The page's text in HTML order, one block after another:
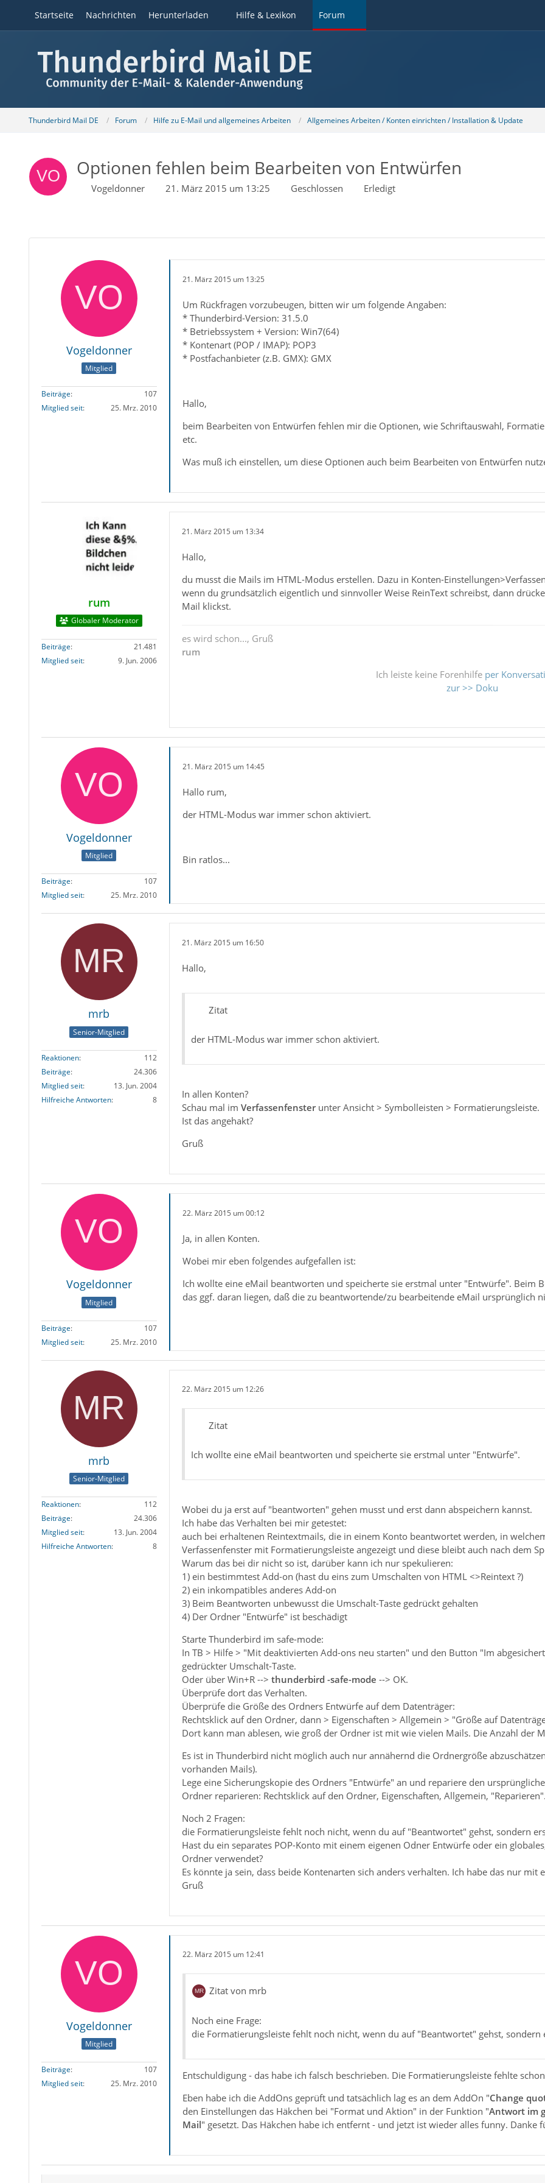
Startseite Nachrichten Herunterladen Hilfe & Lexikon Forum
Thunderbird Mail DE Forum Hilfe zu E-Mail und allgemeines Arbeiten Allgemeines Arbeiten / Konten einrichten / Installation & Update
Optionen fehlen beim Bearbeiten von Entwürfen
Vogeldonner 21. März 2015 um 13:25 Geschlossen Erledigt
Vogeldonner
Mitglied
Beiträge
107
Mitglied seit
25. Mrz. 2010
21. März 2015 um 13:25
Um Rückfragen vorzubeugen, bitten wir um folgende Angaben:
* Thunderbird-Version: 31.5.0
* Betriebssystem + Version: Win7(64)
* Kontenart (POP / IMAP): POP3
* Postfachanbieter (z.B. GMX): GMX
Hallo,
beim Bearbeiten von Entwürfen fehlen mir die Optionen, wie Schriftauswahl,
etc.
Was muß ich einstellen, um diese Optionen auch beim Bearbeiten von Entwürfen
rum
Globaler Moderator
Beiträge
21.481
Mitglied seit
9. Jun. 2006
21. März 2015 um 13:34
Hallo,
du musst die Mails im HTML-Modus erstellen. Dazu in Konten-
wenn du grundsätzlich eigentlich und sinnvoller Weise ReinText schreibst, dann
Mail klickst.
es wird schon..., Gruß
rum
Ich leiste keine Forenhilfe per
zur >> Doku
Vogeldonner
Mitglied
Beiträge
107
Mitglied seit
25. Mrz. 2010
21. März 2015 um 14:45
Hallo rum,
der HTML-Modus war immer schon aktiviert.
Bin ratlos...
mrb
Senior-Mitglied
Reaktionen
112
Beiträge
24.306
Mitglied seit
13. Jun. 2004
Hilfreiche Antworten
8
21. März 2015 um 16:50
Hallo,
Zitat
der HTML-Modus war immer schon aktiviert.
In allen Konten?
Schau mal im Verfassenfensterunter Ansicht > Symbolleisten > Formatierungsleiste.
Ist das angehakt?
Gruß
Vogeldonner
Mitglied
Beiträge
107
Mitglied seit
25. Mrz. 2010
22. März 2015 um 00:12
Ja, in allen Konten.
Wobei mir eben folgendes aufgefallen ist:
Ich wollte eine eMail beantworten und speicherte sie erstmal unter "Entwürfe". Beim
das ggf. daran liegen, daß die zu beantwortende/zu bearbeitende eMail ursprünglich
mrb
Senior-Mitglied
Reaktionen
112
Beiträge
24.306
Mitglied seit
13. Jun. 2004
Hilfreiche Antworten
8
22. März 2015 um 12:26
Zitat
Ich wollte eine eMail beantworten und speicherte sie erstmal unter "Entwürfe".
Wobei du ja erst auf "beantworten" gehen musst und erst dann abspeichern kannst.
Ich habe das Verhalten bei mir getestet:
auch bei erhaltenen Reintextmails, die in einem Konto beantwortet werden, in
Verfassenfenster mit Formatierungsleiste angezeigt und diese bleibt auch nach dem
Warum das bei dir nicht so ist, darüber kann ich nur spekulieren:
1) ein bestimmtest Add-on (hast du eins zum Umschalten von HTML <>Reintext ?)
2) ein inkompatibles anderes Add-on
3) Beim Beantworten unbewusst die Umschalt-Taste gedrückt gehalten
4) Der Ordner "Entwürfe" ist beschädigt
Starte Thunderbird im safe-mode:
In TB > Hilfe > "Mit deaktivierten Add-ons neu starten" und den Button "Im
gedrückter Umschalt-Taste.
Oder über Win+R --> thunderbird -safe-mode --> OK.
Überprüfe dort das Verhalten.
Überprüfe die Größe des Ordners Entwürfe auf dem Datenträger:
Rechtsklick auf den Ordner, dann > Eigenschaften > Allgemein > "Größe auf
Dort kann man ablesen, wie groß der Ordner ist mit wie vielen Mails. Die Anzahl der
Es ist in Thunderbird nicht möglich auch nur annähernd die Ordnergröße
vorhanden Mails).
Lege eine Sicherungskopie des Ordners "Entwürfe" an und repariere den
Ordner reparieren: Rechtsklick auf den Ordner, Eigenschaften, Allgemein,
Noch 2 Fragen:
die Formatierungsleiste fehlt noch nicht, wenn du auf "Beantwortet" gehst, sondern
Hast du ein separates POP-Konto mit einem eigenen Odner Entwürfe oder ein
Ordner verwendet?
Es könnte ja sein, dass beide Kontenarten sich anders verhalten. Ich habe das nur mit
Gruß
Vogeldonner
Mitglied
Beiträge
107
Mitglied seit
25. Mrz. 2010
22. März 2015 um 12:41
Zitat von mrb
Noch eine Frage:
die Formatierungsleiste fehlt noch nicht, wenn du auf "Beantwortet" gehst, sondern
Entschuldigung - das habe ich falsch beschrieben. Die Formatierungsleiste fehlte
Eben habe ich die AddOns geprüft und tatsächlich lag es an dem AddOn "Change
den Einstellungen das Häkchen bei "Format und Aktion" in der Funktion "Antwort im
Mail" gesetzt. Das Häkchen habe ich entfernt - und jetzt ist wieder alles funny.